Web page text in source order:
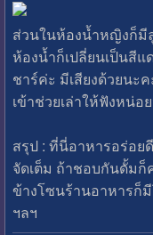
ส่วนในห้องน้ำหญิงก็มี
ห้องน้ำก็เปลี่ยนเป็นสี
ชาร์ค่ะ มีเสียงด้วยนะ
เข้าช่วยเล่าให้ฟังหน่อ
สรุป : ที่นี่อาหารอร่อย
จัดเต็ม ถ้าชอบกันดั้ม
ข้างโซนร้านอาหารก็
ฯลฯ